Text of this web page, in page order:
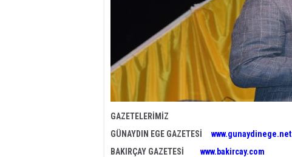
GAZETELERİMİZ
GÜNAYDIN EGE GAZETESİ
www.gunaydinege.net
BAKIRÇAY GAZETESİ www.bakircay.com